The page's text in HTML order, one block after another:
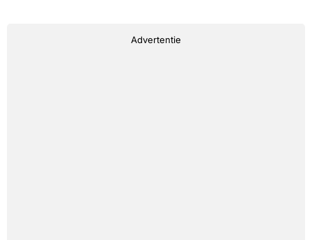
Advertentie